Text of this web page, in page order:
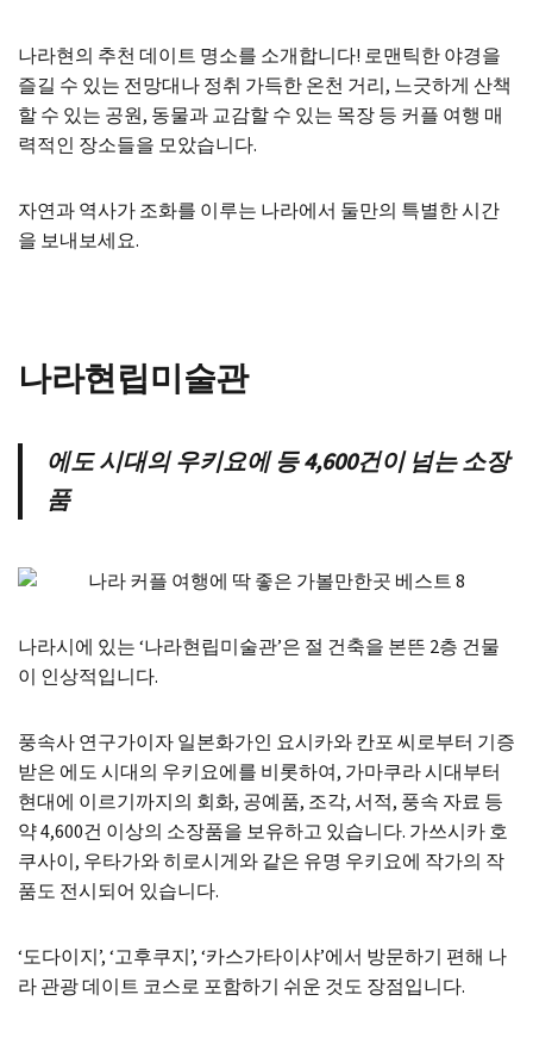
나라현의 추천 데이트 명소를 소개합니다! 로맨틱한 야경을
즐길 수 있는 전망대나 정취 가득한 온천 거리, 느긋하게 산책
할 수 있는 공원, 동물과 교감할 수 있는 목장 등 커플 여행 매
력적인 장소들을 모았습니다.
자연과 역사가 조화를 이루는 나라에서 둘만의 특별한 시간
을 보내보세요.
나라현립미술관
에도 시대의 우키요에 등 4,600건이 넘는 소장
품
나라시에 있는 ‘나라현립미술관’은 절 건축을 본뜬 2층 건물
이 인상적입니다.
풍속사 연구가이자 일본화가인 요시카와 칸포 씨로부터 기증
받은 에도 시대의 우키요에를 비롯하여, 가마쿠라 시대부터
현대에 이르기까지의 회화, 공예품, 조각, 서적, 풍속 자료 등
약 4,600건 이상의 소장품을 보유하고 있습니다. 가쓰시카 호
쿠사이, 우타가와 히로시게와 같은 유명 우키요에 작가의 작
품도 전시되어 있습니다.
‘도다이지’, ‘고후쿠지’, ‘카스가타이샤’에서 방문하기 편해 나
라 관광 데이트 코스로 포함하기 쉬운 것도 장점입니다.